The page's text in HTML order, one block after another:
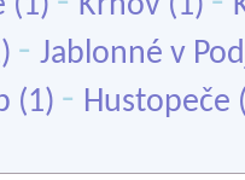
- Jablonné v
(1) - Hustopeče